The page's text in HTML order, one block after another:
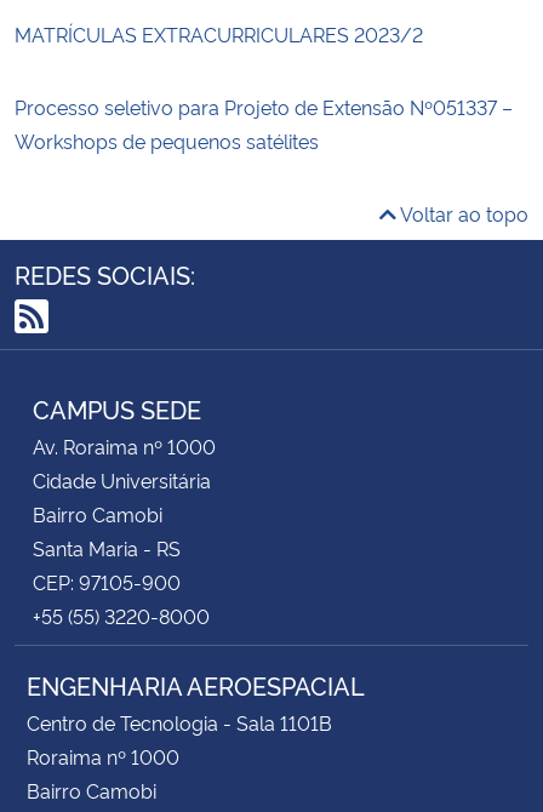
Banco Central do Brasil
Planalto
MATRÍCULAS EXTRACURRICULARES 2023/2
Processo seletivo para Projeto de Extensão Nº051337 –
Workshops de pequenos satélites
Voltar ao topo
REDES SOCIAIS:
RSS
CAMPUS SEDE
Av. Roraima nº 1000
Cidade Universitária
Bairro Camobi
Santa Maria - RS
CEP: 97105-900
+55 (55) 3220-8000
ENGENHARIA AEROESPACIAL
Centro de Tecnologia - Sala 1101B
Roraima nº 1000
Bairro Camobi